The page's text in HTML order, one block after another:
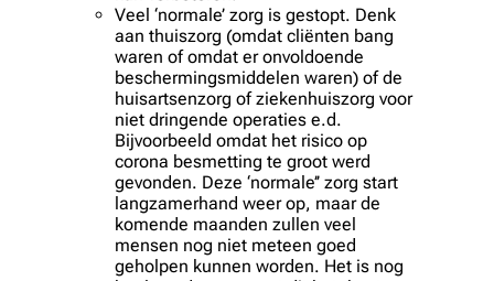
Veel ‘normale’ zorg is gestopt. Denk
aan thuiszorg (omdat cliënten bang
waren of omdat er onvoldoende
beschermingsmiddelen waren) of de
huisartsenzorg of ziekenhuiszorg voor
niet dringende operaties e.d.
Bijvoorbeeld omdat het risico op
corona besmetting te groot werd
gevonden. Deze ‘normale’’ zorg start
langzamerhand weer op, maar de
komende maanden zullen veel
mensen nog niet meteen goed
geholpen kunnen worden. Het is nog